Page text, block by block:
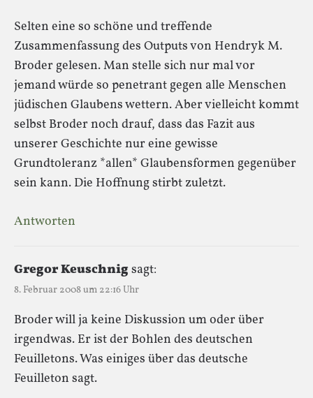
Selten eine so schöne und treffende
Zusammenfassung des Outputs von Hendryk M.
Broder gelesen. Man stelle sich nur mal vor
jemand würde so penetrant gegen alle Menschen
jüdischen Glaubens wettern. Aber vielleicht kommt
selbst Broder noch drauf, dass das Fazit aus
unserer Geschichte nur eine gewisse
Grundtoleranz *allen* Glaubensformen gegenüber
sein kann. Die Hoffnung stirbt zuletzt.
Antworten
Gregor Keuschnigsagt:
8. Februar 2008 um 22:16 Uhr
Broder will ja keine Diskussion um oder über
irgendwas. Er ist der Bohlen des deutschen
Feuilletons. Was einiges über das deutsche
Feuilleton sagt.